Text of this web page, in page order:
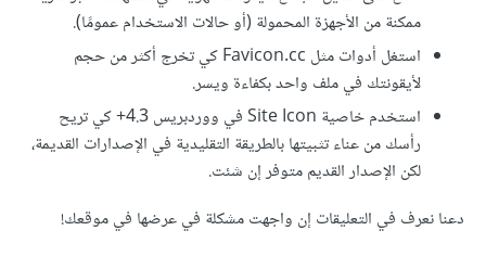
ممكنة من الأجهزة المحمولة (أو حالات الاستخدام عمومًا).
استغل أدوات مثل Favicon.cc كي تخرج أكثر من حجم
لأيقونتك في ملف واحد بكفاءة ويسر.
استخدم خاصية Site Icon في ووردبريس 4.3+ كي تريح
رأسك من عناء تثبيتها بالطريقة التقليدية في الإصدارات القديمة،
لكن الإصدار القديم متوفر إن شئت.
دعنا نعرف في التعليقات إن واجهت مشكلة في عرضها في موقعك!